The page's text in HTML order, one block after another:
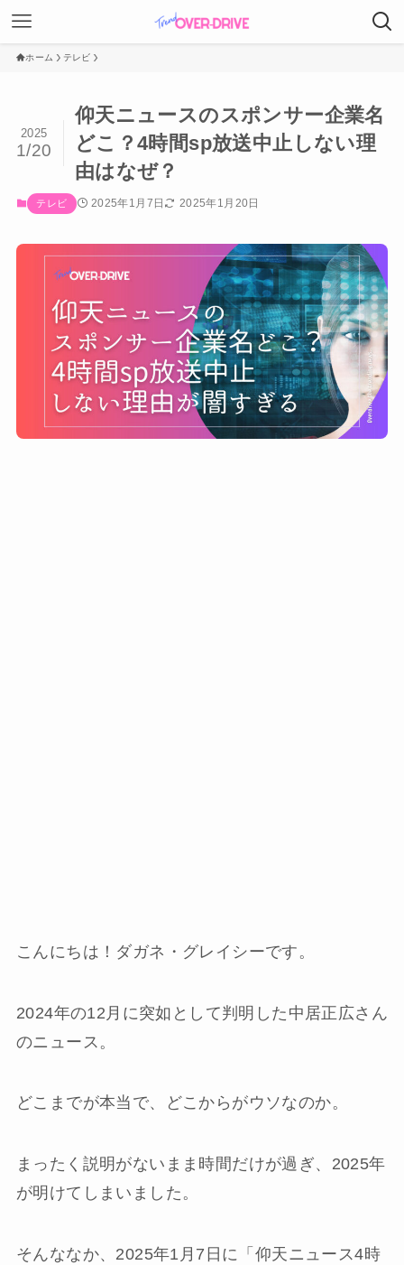
ホーム テレビ
仰天ニュースのスポンサー企業名
どこ？4時間sp放送中止しない理
由はなぜ？
2025
1/20
テレビ 2025年1月7日 2025年1月20日
こんにちは！ダガネ・グレイシーです。
2024年の12月に突如として判明した中居正広さん
のニュース。
どこまでが本当で、どこからがウソなのか。
まったく説明がないまま時間だけが過ぎ、2025年
が明けてしまいました。
そんななか、2025年1月7日に「仰天ニュース4時